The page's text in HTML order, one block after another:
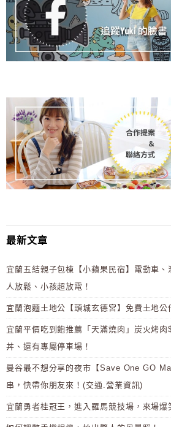
最新文章
宜蘭五結親子包棟【小蘋果民宿】電動車
人放鬆、小孩超放電！
宜蘭泡麵土地公【頭城玄德宮】免費土地公
宜蘭平價吃到飽推薦「天滿燒肉」炭火烤
丼、還有專屬停車場！
曼谷最不想分享的夜市【Save One GO
串，快帶你朋友來！(交通.營業資訊)
宜蘭勇者桂冠王，進入羅馬競技場，來場爆